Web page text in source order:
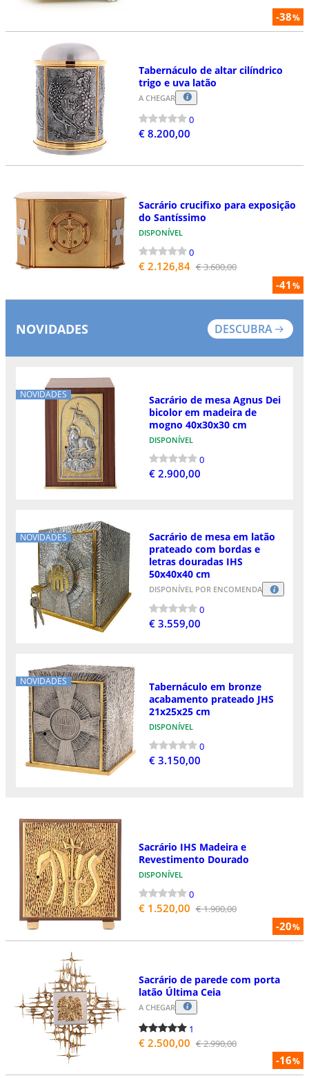
-38%
Tabernáculo de altar cilíndrico
trigo e uva latão
A CHEGAR
0
€ 8.200,00
-41%
Sacrário crucifixo para exposição
do Santíssimo
DISPONÍVEL
0
€ 2.126,84 € 3.600,00
NOVIDADES DESCUBRA
NOVIDADES
Sacrário de mesa Agnus Dei
bicolor em madeira de
mogno 40x30x30 cm
DISPONÍVEL
0
€ 2.900,00
NOVIDADES
Sacrário de mesa em latão
prateado com bordas e
letras douradas IHS
50x40x40 cm
DISPONÍVEL POR ENCOMENDA
0
€ 3.559,00
NOVIDADES
Tabernáculo em bronze
acabamento prateado JHS
21x25x25 cm
DISPONÍVEL
0
€ 3.150,00
-20%
Sacrário IHS Madeira e
Revestimento Dourado
DISPONÍVEL
0
€ 1.520,00 € 1.900,00
-16%
Sacrário de parede com porta
latão Última Ceia
A CHEGAR
1
€ 2.500,00 € 2.990,00